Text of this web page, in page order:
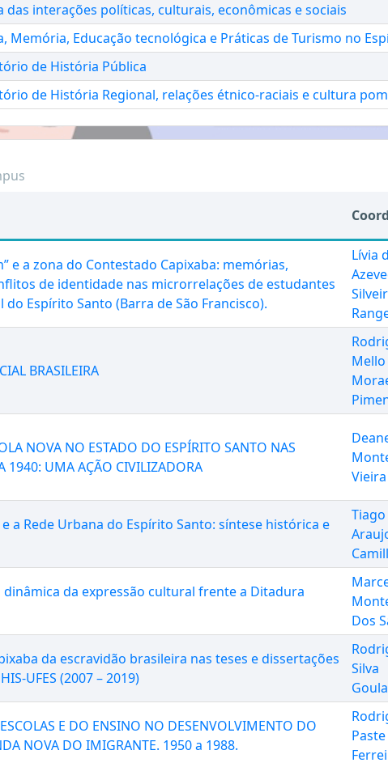
das interações políticas, culturais, econômicas e sociais
Memória, Educação tecnológica e Práticas de Turismo no
de História Pública
de História Regional, relações étnico-raciais e cultura
e a zona do Contestado Capixaba: memórias,
de identidade nas microrrelações de estudantes
Espírito Santo (Barra de São Francisco).
Lívia
BRASILEIRA
NOVA NO ESTADO DO ESPÍRITO SANTO NAS
1940: UMA AÇÃO CIVILIZADORA
a Rede Urbana do Espírito Santo: síntese histórica e
dinâmica da expressão cultural frente a Ditadura
Dos
da escravidão brasileira nas teses e dissertações
UFES (2007 – 2019)
Silva
E DO ENSINO NO DESENVOLVIMENTO DO
NOVA DO IMIGRANTE. 1950 a 1988.
Paste